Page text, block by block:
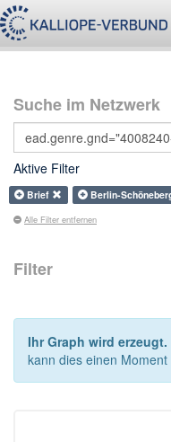
Suche im Netzwerk
Aktive Filter
Brief Berlin-
Alle Filter entfernen
Filter
Ihr Graph wird erzeugt.
kann dies einen Moment